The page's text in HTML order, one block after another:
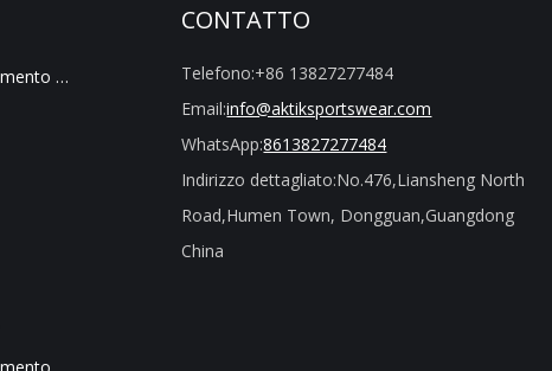
Commercio All'ingrosso Di Abbigliamento Sportivo
CONTATTO
Telefono:+86 13827277484
Email:info@aktiksportswear.com
WhatsApp:8613827277484
Indirizzo dettagliato:No.476,Liansheng North
Road,Humen Town, Dongguan,Guangdong
China